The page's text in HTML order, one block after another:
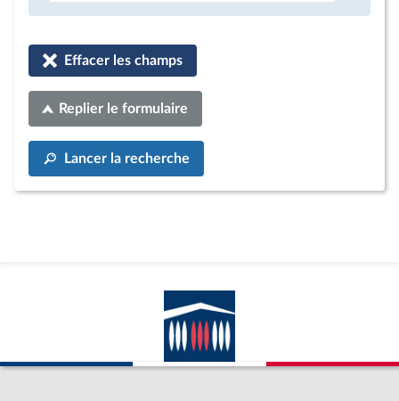
Effacer les champs
Replier le formulaire
Lancer la recherche